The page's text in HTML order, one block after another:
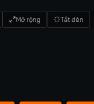
Mở rộng Tắt đèn